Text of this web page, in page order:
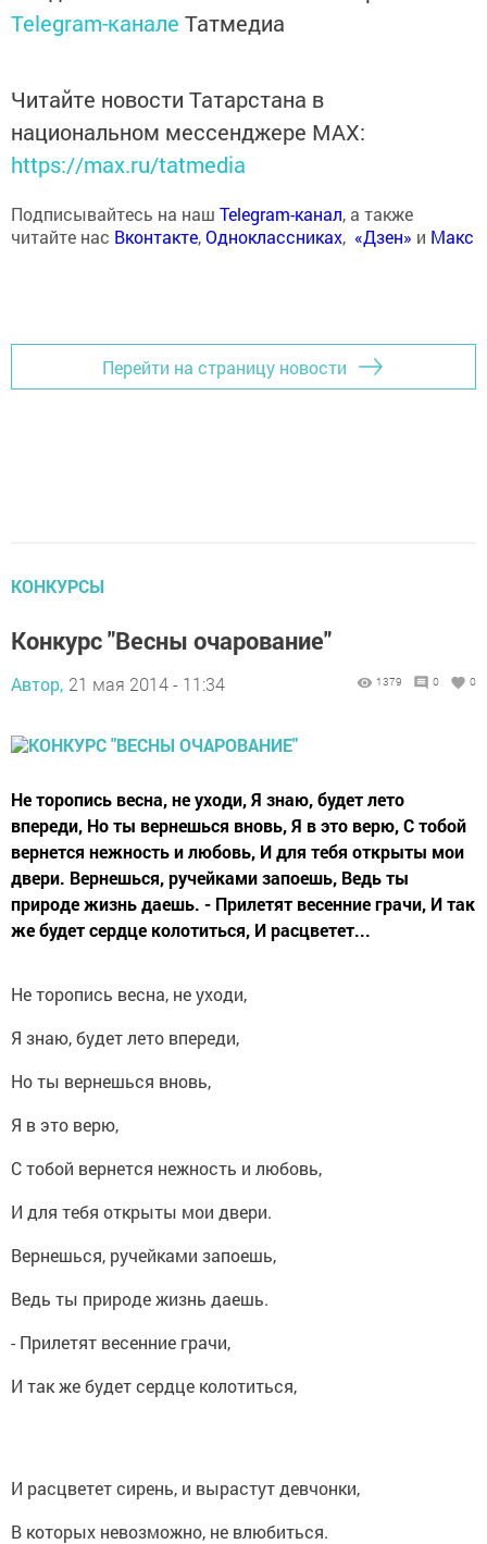
Telegram-канале Татмедиа
Читайте новости Татарстана в
национальном мессенджере MАХ:
https://max.ru/tatmedia
Подписывайтесь на наш Telegram-канал, а также
читайте нас Вконтакте,Одноклассниках, «Дзен» и Макс
Перейти на страницу новости
КОНКУРСЫ
Конкурс "Весны очарование"
Автор, 21 мая 2014 - 11:34 1379 0 0
Не торопись весна, не уходи, Я знаю, будет лето
впереди, Но ты вернешься вновь, Я в это верю, С тобой
вернется нежность и любовь, И для тебя открыты мои
двери. Вернешься, ручейками запоешь, Ведь ты
природе жизнь даешь. - Прилетят весенние грачи, И так
же будет сердце колотиться, И расцветет...
Не торопись весна, не уходи,
Я знаю, будет лето впереди,
Но ты вернешься вновь,
Я в это верю,
С тобой вернется нежность и любовь,
И для тебя открыты мои двери.
Вернешься, ручейками запоешь,
Ведь ты природе жизнь даешь.
- Прилетят весенние грачи,
И так же будет сердце колотиться,
И расцветет сирень, и вырастут девчонки,
В которых невозможно, не влюбиться.